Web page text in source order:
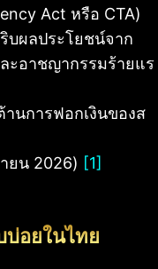
Act หรือ CTA)
บผลประโยชน์จาก
ะอาชญากรรมร้ายแร
นการฟอกเงินของส
ยน 2026) [1]
บ่อยในไทย